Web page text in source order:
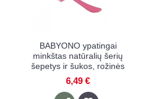
BABYONO ypatingai
minkštas natūralių šerių
šepetys ir šukos, rožinės
6,49 €